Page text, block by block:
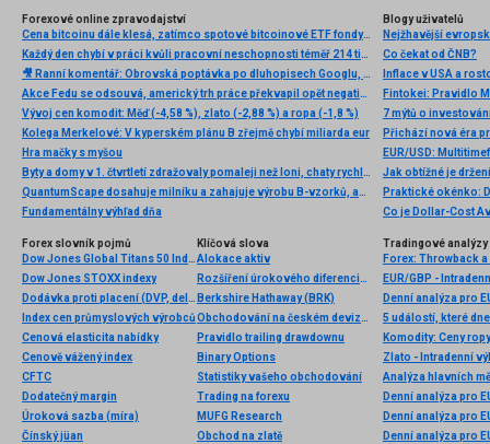
Forexové online zpravodajství
Cena bitcoinu dále klesá, zatímco spotové bitcoinové ETF fondy zažívají nejhorší týden od konce ledna
Každý den chybí v práci kvůli pracovní neschopnosti téměř 214 tisíc lidí. Přesto stonáme kratší dobu než před covidem
🎥 Ranní komentář: Obrovská poptávka po dluhopisech Googlu, dobré výsledky Airbnb a TradeDesk padá o 24%
Akce Fedu se odsouvá, americký trh práce překvapil opět negativně
Vývoj cen komodit: Měď (-4,58 %), zlato (-2,88 %) a ropa (-1,8 %)
Kolega Merkelové: V kyperském plánu B zřejmě chybí miliarda eur
Hra mačky s myšou
Byty a domy v 1. čtvrtletí zdražovaly pomaleji než loni, chaty rychleji
QuantumScape dosahuje milníku a zahajuje výrobu B-vzorků, akcie stoupají
Fundamentálny výhľad dňa
Blogy uživatelů
Co čekat od ČNB?
Inflace v USA a
Fintokei: Pravidlo
7 mýtů o
EUR/USD:
Jak obtížné je
Praktické okénko:
Co je Dollar-Cost
Forex slovník pojmů
Dow Jones Global Titans 50 Index
Dow Jones STOXX indexy
Dodávka proti placení (DVP, delivery versus payment)
Index cen průmyslových výrobců
Cenová elasticita nabídky
Cenově vážený index
CFTC
Dodatečný margin
Úroková sazba (míra)
Čínský jüan
Klíčová slova
Alokace aktiv
Rozšíření úrokového diferenciálu
Berkshire Hathaway (BRK)
Obchodování na českém devizovém trhu
Pravidlo trailing drawdownu
Binary Options
Statistiky vašeho obchodování
Trading na forexu
MUFG Research
Obchod na zlatě
Tradingové analýzy
Forex: Throwback
EUR/GBP -
Denní analýza pro
5 událostí, které
Komodity: Ceny
Zlato - Intradenní
Analýza hlavních
Denní analýza pro
Denní analýza pro
Denní analýza pro